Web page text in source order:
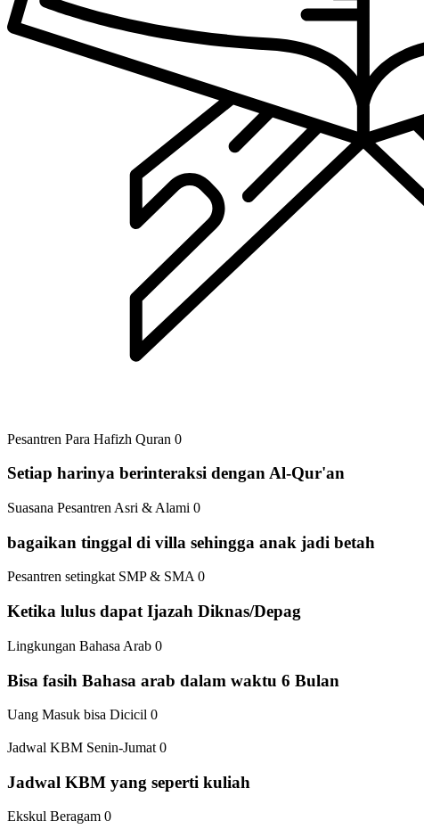
Pesantren Para Hafizh Quran 0
Setiap harinya berinteraksi dengan Al-Qur'an
Suasana Pesantren Asri & Alami 0
bagaikan tinggal di villa sehingga anak jadi betah
Pesantren setingkat SMP & SMA 0
Ketika lulus dapat Ijazah Diknas/Depag
Lingkungan Bahasa Arab 0
Bisa fasih Bahasa arab dalam waktu 6 Bulan
Uang Masuk bisa Dicicil 0
Jadwal KBM Senin-Jumat 0
Jadwal KBM yang seperti kuliah
Ekskul Beragam 0